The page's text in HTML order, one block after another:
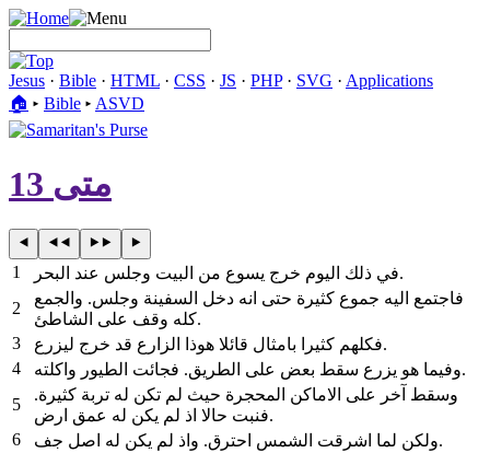
Jesus · Bible · HTML · CSS · JS · PHP· SVG · Applications
🏠︎ ▸ Bible ▸ ASVD
متى 13
1
في ذلك اليوم خرج يسوع من البيت وجلس عند البحر.
2
فاجتمع اليه جموع كثيرة حتى انه دخل السفينة وجلس. والجمع
كله وقف على الشاطئ.
3
فكلهم كثيرا بامثال قائلا هوذا الزارع قد خرج ليزرع.
4
وفيما هو يزرع سقط بعض على الطريق. فجائت الطيور واكلته.
5
وسقط آخر على الاماكن المحجرة حيث لم تكن له تربة كثيرة.
فنبت حالا اذ لم يكن له عمق ارض.
6
ولكن لما اشرقت الشمس احترق. واذ لم يكن له اصل جف.